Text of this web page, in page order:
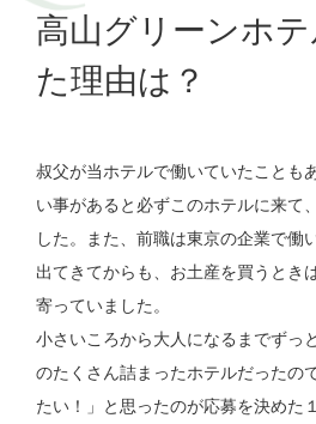
高山グリーンホ
た理由は？
叔父が当ホテルで働いていたことも
い事があると必ずこのホテルに来て
した。また、前職は東京の企業で働
出てきてからも、お土産を買うとき
寄っていました。
小さいころから大人になるまでずっ
のたくさん詰まったホテルだったの
たい！」と思ったのが応募を決めた